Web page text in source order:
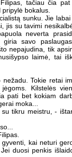
tačiau čia pat
bokalus.
sunku. Jie
jis su tavimi
neverta
savo
nepajudina, tik
laimė, tai
Tokie retai
Kilstelės
pati bet kokiam
moka...
tikru meistru, -
kai neturi
duosi penkis